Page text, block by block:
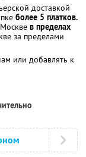
доставкой
более 5 платков.
в пределах
за пределами
или добавлять к